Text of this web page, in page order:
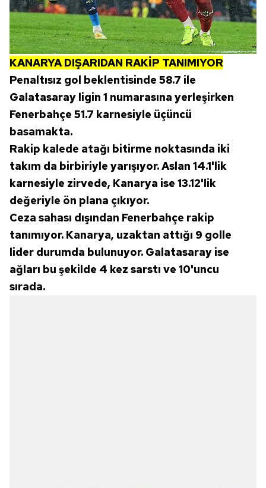
Metnimiziziyaret edebilirsiniz.
6698 sayılı Kişisel Verilerin Korunması Kanunu uyarınca
hazırlanmış Aydınlatma Metnimizi okumak ve sitemizde
ilgili mevzuata uygun olarak kullanılan çerezlerle ilgili bilgi
almak için lütfen tıklayınız .
KANARYA DIŞARIDAN RAKİP TANIMIYOR
Penaltısız gol beklentisinde 58.7 ile
Galatasaray ligin 1 numarasına yerleşirken
Fenerbahçe 51.7 karnesiyle üçüncü
basamakta.
Rakip kalede atağı bitirme noktasında iki
takım da birbiriyle yarışıyor. Aslan 14.1'lik
karnesiyle zirvede, Kanarya ise 13.12'lik
değeriyle ön plana çıkıyor.
Ceza sahası dışından Fenerbahçe rakip
tanımıyor. Kanarya, uzaktan attığı 9 golle
lider durumda bulunuyor. Galatasaray ise
ağları bu şekilde 4 kez sarstı ve 10'uncu
sırada.